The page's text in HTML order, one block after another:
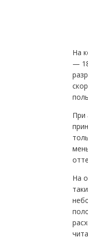
На
—
При
На